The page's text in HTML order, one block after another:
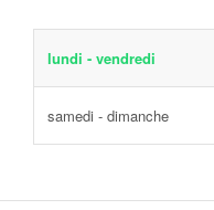
lundi - vendredi
samedi - dimanche